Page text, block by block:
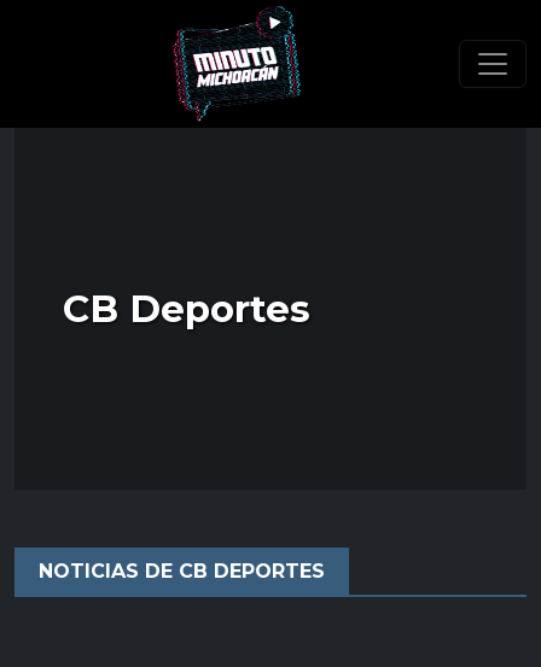
CB Deportes
NOTICIAS DE CB DEPORTES